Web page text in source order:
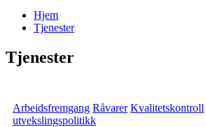
Hjem
Tjenester
Tjenester
Arbeidsfremgang Råvarer Kvalitetskontroll
utvekslingspolitikk